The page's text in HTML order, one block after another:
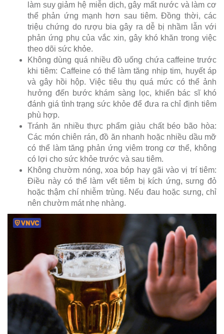
làm suy giảm hệ miễn dịch, gây mất nước và làm cơ
thể phản ứng mạnh hơn sau tiêm. Đồng thời, các
triệu chứng do rượu bia gây ra dễ bị nhầm lẫn với
phản ứng phụ của vắc xin, gây khó khăn trong việc
theo dõi sức khỏe.
Không dùng quá nhiều đồ uống chứa caffeine trước
khi tiêm: Caffeine có thể làm tăng nhịp tim, huyết áp
và gây hồi hộp. Việc tiêu thụ quá mức có thể ảnh
hưởng đến bước khám sàng lọc, khiến bác sĩ khó
đánh giá tình trạng sức khỏe để đưa ra chỉ định tiêm
phù hợp.
Tránh ăn nhiều thực phẩm giàu chất béo bão hòa:
Các món chiên rán, đồ ăn nhanh hoặc nhiều dầu mỡ
có thể làm tăng phản ứng viêm trong cơ thể, không
có lợi cho sức khỏe trước và sau tiêm.
Không chườm nóng, xoa bóp hay gãi vào vị trí tiêm:
Điều này có thể làm vết tiêm bị kích ứng, sưng đỏ
hoặc thậm chí nhiễm trùng. Nếu đau hoặc sưng, chỉ
nên chườm mát nhẹ nhàng.